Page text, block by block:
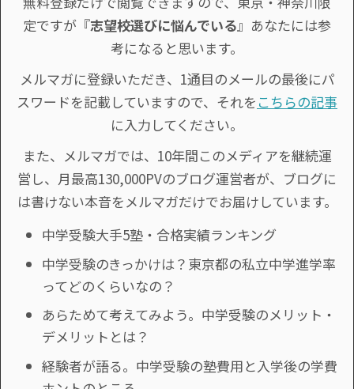
定ですが『志望校選びに悩んでいる』あなたには参
考になると思います。
メルマガに登録いただき、1通目のメールの最後にパ
スワードを記載していますので、それを こちらの記事
に入力してください。
また、メルマガでは、10年間このメディアを継続運
営し、月最高130,000PVのブログ運営者が、ブログに
は書けない本音をメルマガだけでお届けしています。
中学受験大手5塾・合格実績ランキング
中学受験のきっかけは？東京都の私立中学進学率
ってどのくらいなの？
あらためて考えてみよう。中学受験のメリット・
デメリットとは？
経験者が語る。中学受験の塾費用と入学後の学費